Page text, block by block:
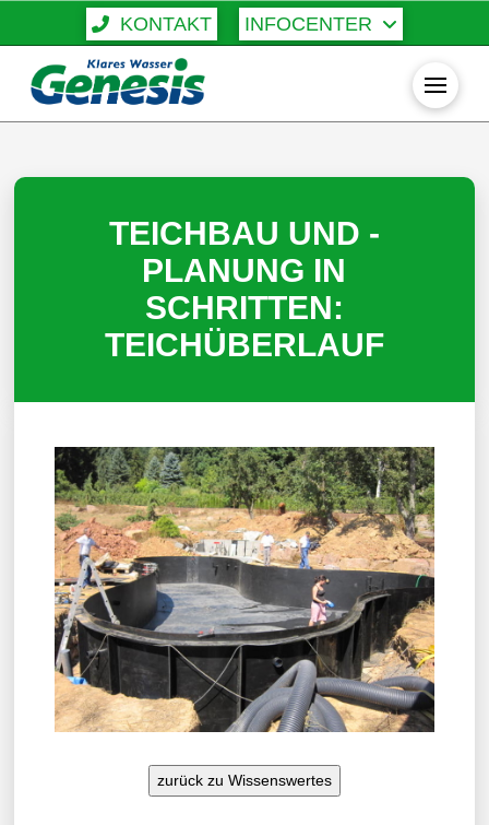
KONTAKT INFOCENTER
TEICHBAU UND -
PLANUNG IN
SCHRITTEN:
TEICHÜBERLAUF
zurück zu Wissenswertes